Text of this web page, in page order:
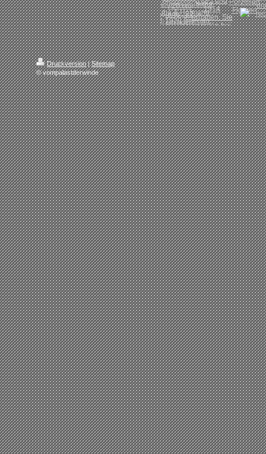
Druckversion | Sitemap
© vompalastderwinde